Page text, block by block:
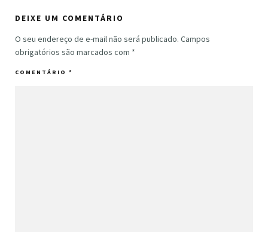
DEIXE UM COMENTÁRIO
O seu endereço de e-mail não será publicado. Campos
obrigatórios são marcados com *
COMENTÁRIO *